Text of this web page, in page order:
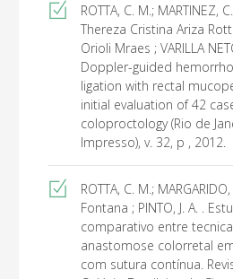
ROTTA, C. M.; MARTINEZ,
Thereza Cristina Ariza
Orioli Mraes ; VARILLA
Doppler-guided
ligation with rectal
initial evaluation of 42
coloproctology (Rio de
Impresso), v. 32, p , 2012.
ROTTA, C. M.;
Fontana ; PINTO, J. A. .
comparativo entre
anastomose colorretal
com sutura contínua.